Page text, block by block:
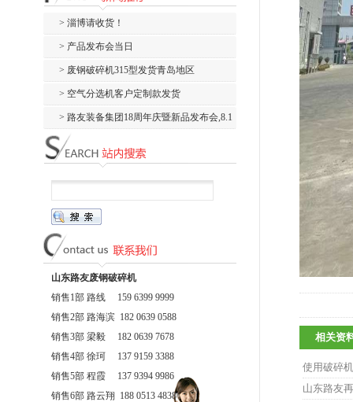
相关资
使用破碎
山东路友
> 淄博请收货！
> 产品发布会当日
> 废钢破碎机315型发货青岛地区
> 空气分选机客户定制款发货
> 路友装备集团18周年庆暨新品发布会,8.1
新...
山东路友废钢破碎机
销售1部 路线 159 6399 9999
销售2部 路海滨 182 0639 0588
销售3部 梁毅 182 0639 7678
销售4部 徐珂 137 9159 3388
销售5部 程霞 137 9394 9986
销售6部 路云翔 188 0513 4838